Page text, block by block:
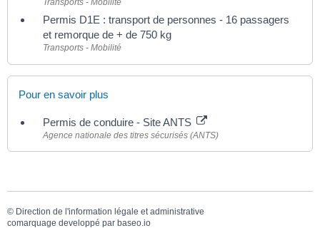
Transports - Mobilité
Permis D1E : transport de personnes - 16 passagers
et remorque de + de 750 kg
Transports - Mobilité
Pour en savoir plus
Permis de conduire - Site ANTS
Agence nationale des titres sécurisés (ANTS)
© Direction de l'information légale et administrative
comarquage developpé par baseo.io